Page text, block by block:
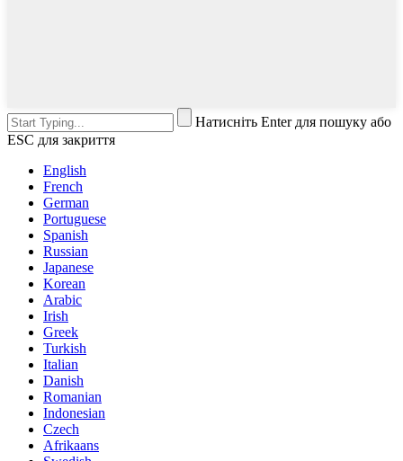
Натисніть Enter для пошуку або
ESC для закриття
English
French
German
Portuguese
Spanish
Russian
Japanese
Korean
Arabic
Irish
Greek
Turkish
Italian
Danish
Romanian
Indonesian
Czech
Afrikaans